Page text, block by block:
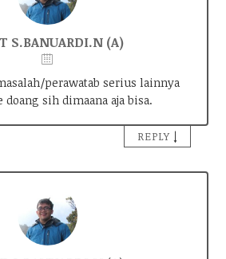
S.BANUARDI.N (A)
perawatab serius lainnya
sih dimaana aja bisa.
REPLY ↓